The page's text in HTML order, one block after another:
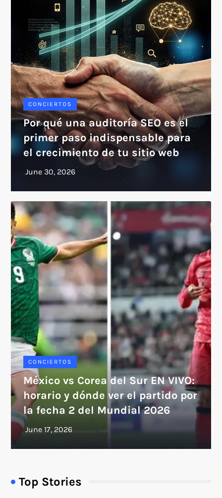
CONCIERTOS
Por qué una auditoría SEO es el
primer paso indispensable para
el crecimiento de tu sitio web
CONCIERTOS
México vs Corea del Sur EN VIVO:
horario y dónde ver el partido por
la fecha 2 del Mundial 2026
Top Stories